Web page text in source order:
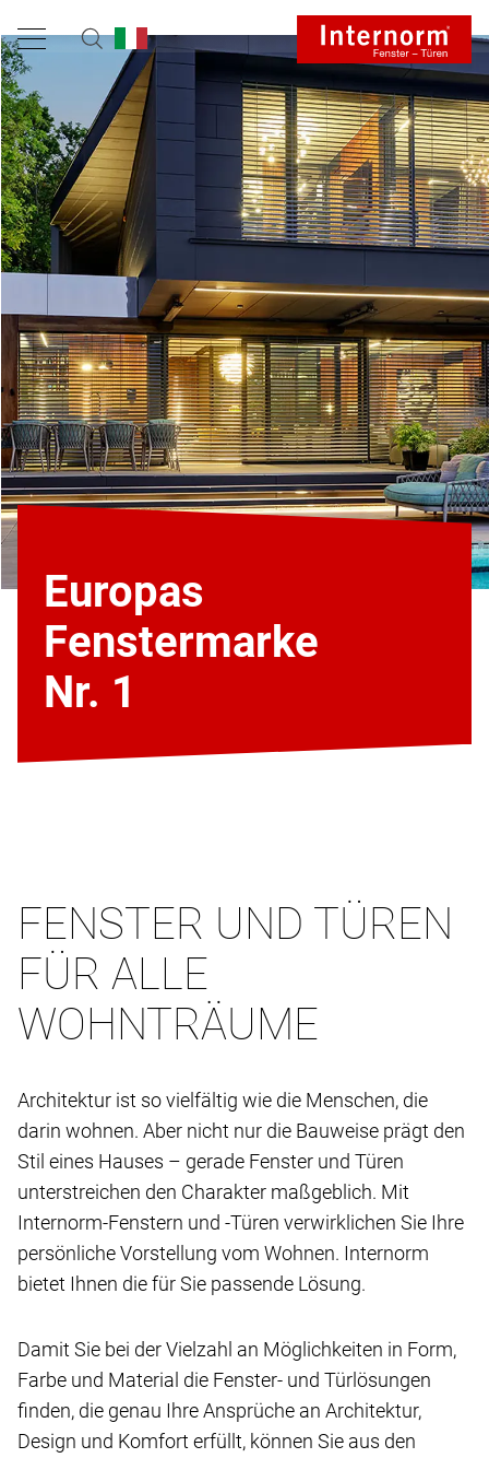
Europas
Fenstermarke
Nr. 1
FENSTER UND TÜREN
FÜR ALLE
WOHNTRÄUME
Architektur ist so vielfältig wie die Menschen, die
darin wohnen. Aber nicht nur die Bauweise prägt den
Stil eines Hauses – gerade Fenster und Türen
unterstreichen den Charakter maßgeblich. Mit
Internorm-Fenstern und -Türen verwirklichen Sie Ihre
persönliche Vorstellung vom Wohnen. Internorm
bietet Ihnen die für Sie passende Lösung.
Damit Sie bei der Vielzahl an Möglichkeiten in Form,
Farbe und Material die Fenster- und Türlösungen
finden, die genau Ihre Ansprüche an Architektur,
Design und Komfort erfüllt, können Sie aus den